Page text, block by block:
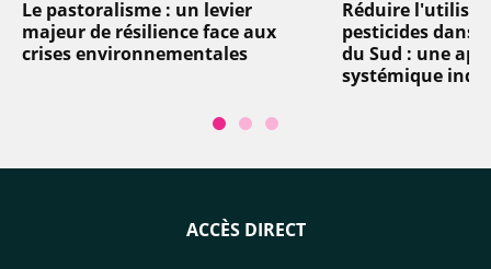
Le pastoralisme : un levier
majeur de résilience face aux
crises environnementales
Réduire
pesticides dans
du Sud : une
systémique
ACCÈS DIRECT